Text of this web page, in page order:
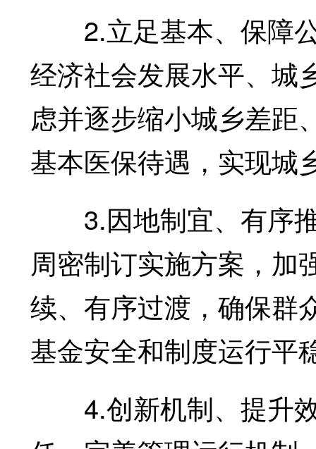
2.立足基本、保障公
经济社会发展水平、城
虑并逐步缩小城乡差距
基本医保待遇，实现城
3.因地制宜、有序推
周密制订实施方案，加
续、有序过渡，确保群
基金安全和制度运行平
4.创新机制、提升效